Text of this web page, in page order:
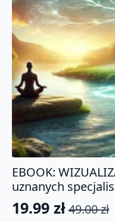
EBOOK:
uznanych
49.00zł
Pierwotna
19.99 zł
Aktualna